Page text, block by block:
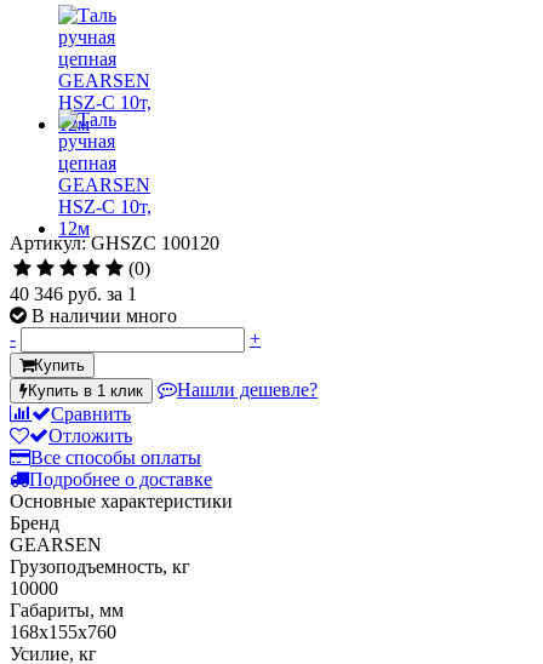
Артикул: GHSZC 100120
(0)
40 346 руб. за 1
В наличии много
-
+
Купить
Купить в 1 клик
Нашли дешевле?
Сравнить
Отложить
Все способы оплаты
Подробнее о доставке
Основные характеристики
Бренд
GEARSEN
Грузоподъемность, кг
10000
Габариты, мм
168x155x760
Усилие, кг